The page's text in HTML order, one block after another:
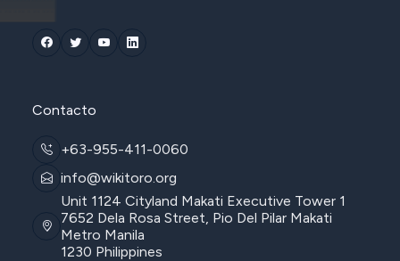
Contacto
+63-955-411-0060
info@wikitoro.org
Unit 1124 Cityland Makati Executive Tower 1
7652 Dela Rosa Street, Pio Del Pilar Makati
Metro Manila
1230 Philippines